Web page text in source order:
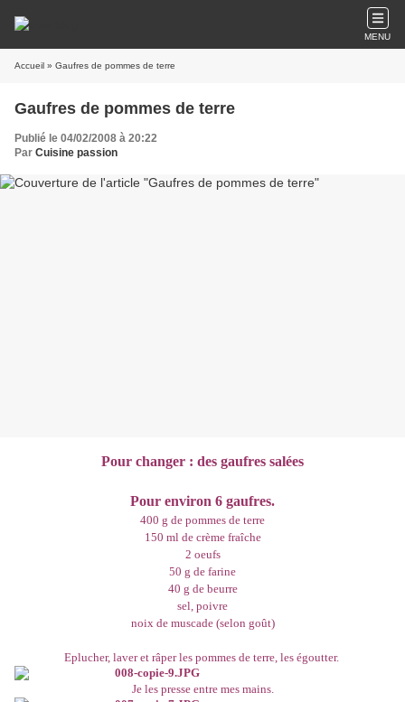
MENU
Accueil » Gaufres de pommes de terre
Gaufres de pommes de terre
Publié le 04/02/2008 à 20:22
Par Cuisine passion
Pour changer : des gaufres salées
Pour environ 6 gaufres.
400 g de pommes de terre
150 ml de crème fraîche
2 oeufs
50 g de farine
40 g de beurre
sel, poivre
noix de muscade (selon goût)
Eplucher, laver et râper les pommes de terre, les égoutter.
Je les presse entre mes mains.